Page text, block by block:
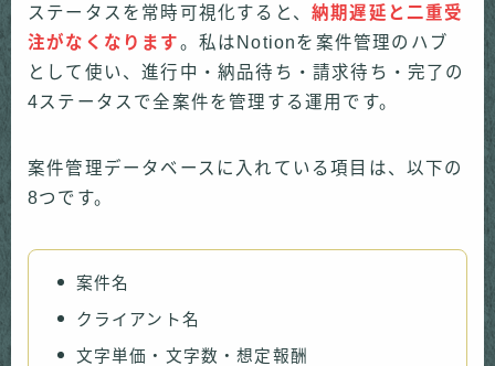
ステータスを常時可視化すると、 納期遅延と二重受
注がなくなります。私はNotionを案件管理のハブ
として使い、進行中・納品待ち・請求待ち・完了の
4ステータスで全案件を管理する運用です。
案件管理データベースに入れている項目は、以下の
8つです。
案件名
クライアント名
文字単価・文字数・想定報酬